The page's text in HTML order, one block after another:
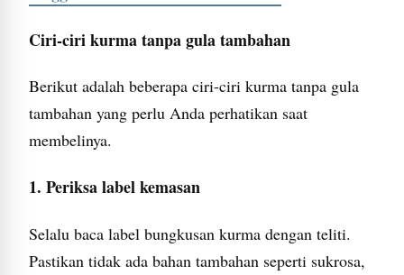
Ciri-ciri kurma tanpa gula tambahan
Berikut adalah beberapa ciri-ciri kurma tanpa gula
tambahan yang perlu Anda perhatikan saat
membelinya.
1. Periksa label kemasan
Selalu baca label bungkusan kurma dengan teliti.
Pastikan tidak ada bahan tambahan seperti sukrosa,